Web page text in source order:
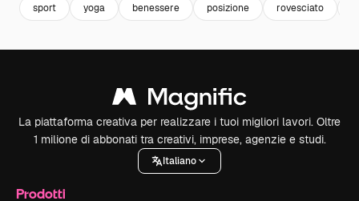
sport yoga benessere posizione rovesciato
La piattaforma creativa per realizzare i tuoi migliori lavori. Oltre
1 milione di abbonati tra creativi, imprese, agenzie e studi.
Italiano
Prodotti